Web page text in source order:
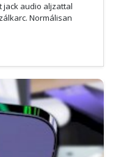
jack audio aljzattal
Normálisan